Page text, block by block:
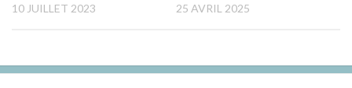
10 JUILLET 2023 25 AVRIL 2025